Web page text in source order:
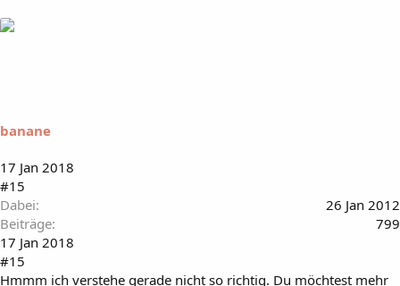
banane
17 Jan 2018
#15
Dabei
26 Jan 2012
Beiträge
799
17 Jan 2018
#15
Hmmm ich verstehe gerade nicht so richtig. Du möchtest mehr